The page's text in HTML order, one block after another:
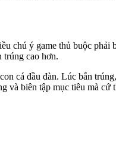
chú ý game thủ buộc
trúng cao hơn.
cá đầu đàn. Lúc bắn
biên tập mục tiêu mà